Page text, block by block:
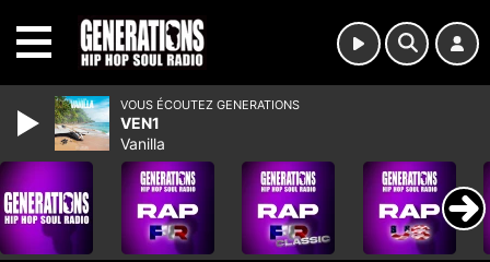
VOUS ÉCOUTEZ GENERATIONS
VEN1
Vanilla